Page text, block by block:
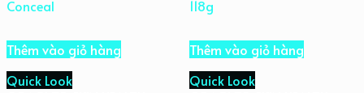
Thêm vào giỏ hàng
Quick Look
Thêm vào giỏ hàng
Quick Look